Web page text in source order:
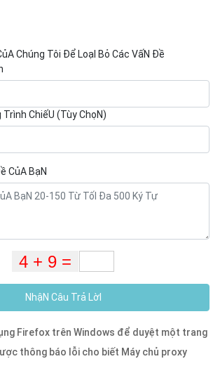
Chúng Tôi Để LoạI Bỏ Các VấN Đề
ChiếU (Tùy ChọN)
CủA BạN
NhậN Câu Trả LờI
Firefox trên Windows để duyệt một trang
thông báo lỗi cho biết Máy chủ proxy